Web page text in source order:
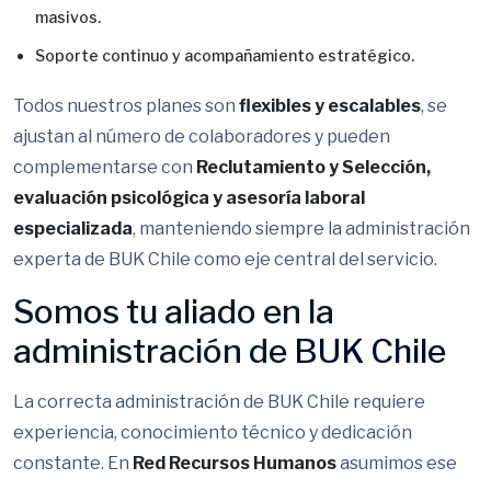
masivos.
Soporte continuo y acompañamiento estratégico.
Todos nuestros planes son flexibles y escalables, se
ajustan al número de colaboradores y pueden
complementarse con Reclutamiento y Selección,
evaluación psicológica y asesoría laboral
especializada, manteniendo siempre la administración
experta de BUK Chile como eje central del servicio.
Somos tu aliado en la
administración de BUK Chile
La correcta administración de BUK Chile requiere
experiencia, conocimiento técnico y dedicación
constante. En Red Recursos Humanosasumimos ese